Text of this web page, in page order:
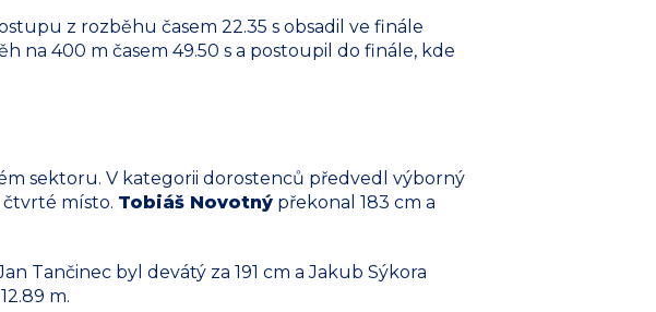
z rozběhu časem 22.35 s obsadil ve finále
na 400 m časem 49.50 s a postoupil do finále, kde
sektoru. V kategorii dorostenců předvedl výborný
čtvrté místo. Tobiáš Novotný překonal 183 cm a
Tančinec byl devátý za 191 cm a Jakub Sýkora
m.